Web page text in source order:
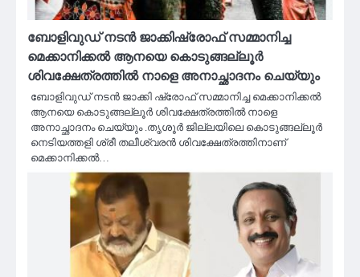
ബോളിവുഡ് നടൻ ജാക്കിഷ്രോഫ് സമ്മാനിച്ച
മെക്കാനിക്കൽ ആനയെ കൊടുങ്ങല്ലൂർ
ശിവക്ഷേത്രത്തിൽ നാളെ അനാച്ഛാദനം ചെയ്യും
ബോളിവുഡ് നടൻ ജാക്കി ഷ്രോഫ് സമ്മാനിച്ച മെക്കാനിക്കൽ
ആനയെ കൊടുങ്ങല്ലൂർ ശിവക്ഷേത്രത്തിൽ നാളെ
അനാച്ഛാദനം ചെയ്യും .തൃശൂർ ജില്ലയിലെ കൊടുങ്ങല്ലൂർ
നെടിയത്തളി ശ്രീ തലീശ്വരൻ ശിവക്ഷേത്രത്തിനാണ്
മെക്കാനിക്കൽ…